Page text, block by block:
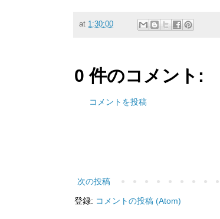
at 1:30:00
0 件のコメント:
コメントを投稿
次の投稿
登録: コメントの投稿 (Atom)